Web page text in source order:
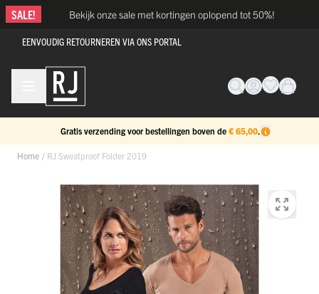
Ga naar de inhoud
SALE! Bekijk onze sale met kortingen oplopend tot 50%!
EENVOUDIG RETOURNEREN VIA ONS PORTAL
Gratis verzending voor bestellingen boven de € 65,00.
Home / RJ Sweatproof Folder 2019